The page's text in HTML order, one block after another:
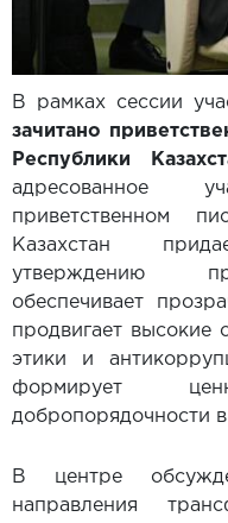
В рамках сессии
зачитано
Республики
адресованное
приветственном
Казахстан
утверждению
обеспечивает
продвигает высокие
этики и
формирует
добропорядочности
В центре
направления